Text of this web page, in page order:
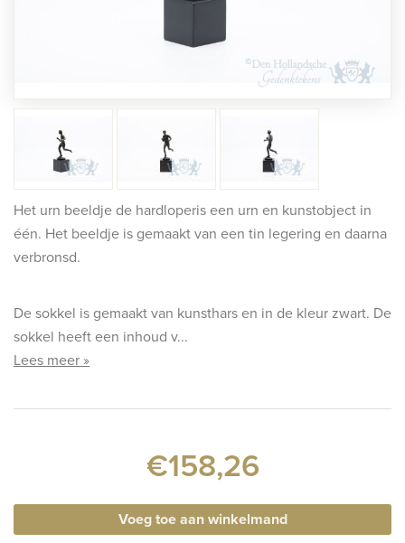
Het urn beeldje de hardloperis een urn en kunstobject in
één. Het beeldje is gemaakt van een tin legering en daarna
verbronsd.
De sokkel is gemaakt van kunsthars en in de kleur zwart. De
sokkel heeft een inhoud v...
Lees meer »
€158,26
Voeg toe aan winkelmand